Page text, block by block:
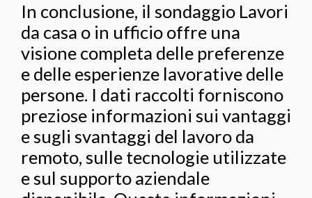
In conclusione, il sondaggio Lavori
da casa o in ufficio offre una
visione completa delle preferenze
e delle esperienze lavorative delle
persone. I dati raccolti forniscono
preziose informazioni sui vantaggi
e sugli svantaggi del lavoro da
remoto, sulle tecnologie utilizzate
e sul supporto aziendale